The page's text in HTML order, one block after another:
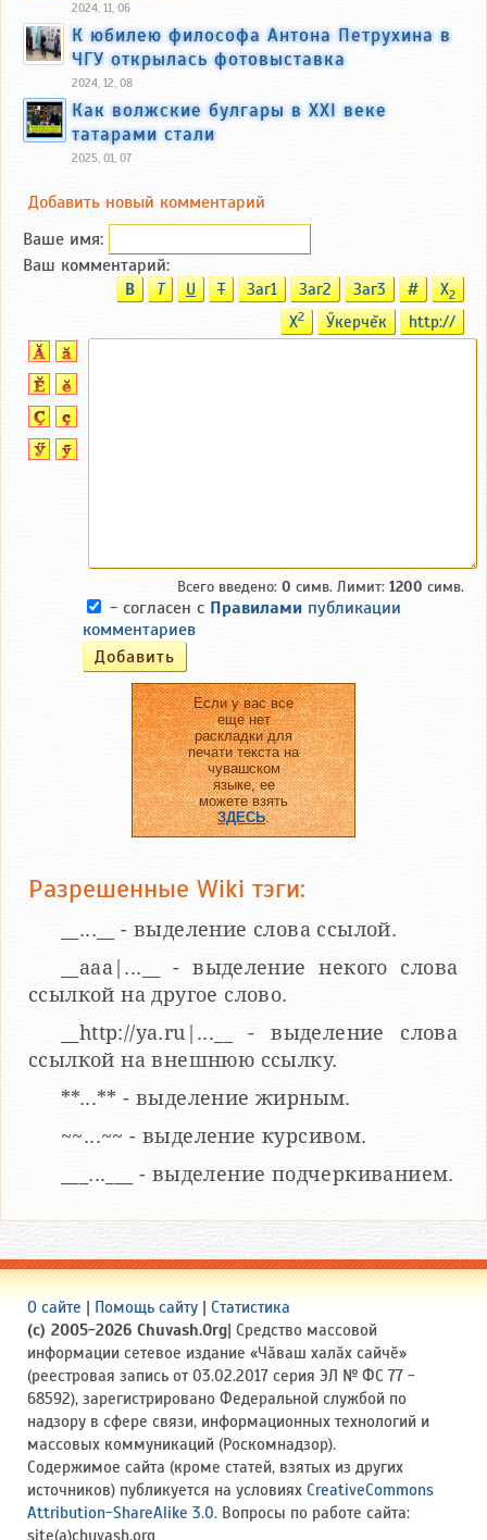
2024, 11, 06
К юбилею философа Антона Петрухина в
ЧГУ открылась фотовыставка
2024, 12, 08
Как волжские булгары в XXI веке
татарами стали
2025, 01, 07
Добавить новый комментарий
Ваше имя:
Ваш комментарий:
B T U T Заг1 Заг2 Заг3 # X2
X2 Ӳкерчĕк http://
Всего введено: 0 симв. Лимит: 1200 симв.
- согласен с Правилами публикации
комментариев
Если у вас все
еще нет
раскладки для
печати текста на
чувашском
языке, ее
можете взять
ЗДЕСЬ.
Разрешенные Wiki тэги:
__...__ - выделение слова ссылой.
__aaa|...__ - выделение некого слова
ссылкой на другое слово.
__http://ya.ru|...__ - выделение слова
ссылкой на внешнюю ссылку.
**...** - выделение жирным.
~~...~~ - выделение курсивом.
___...___ - выделение подчеркиванием.
О сайте | Помощь сайту | Статистика
(c) 2005-2026 Chuvash.Org| Средство массовой
информации сетевое издание «Чӑваш халӑх сайчӗ»
(реестровая запись от 03.02.2017 серия ЭЛ № ФС 77 -
68592), зарегистрировано Федеральной службой по
надзору в сфере связи, информационных технологий и
массовых коммуникаций (Роскомнадзор).
Содержимое сайта (кроме статей, взятых из других
источников) публикуется на условиях CreativeCommons
Attribution-ShareAlike 3.0. Вопросы по работе сайта:
site(a)chuvash.org